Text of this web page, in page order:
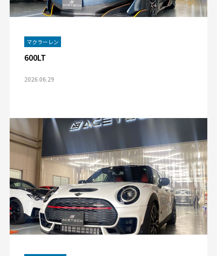
マクラーレン
600LT
2026.06.29